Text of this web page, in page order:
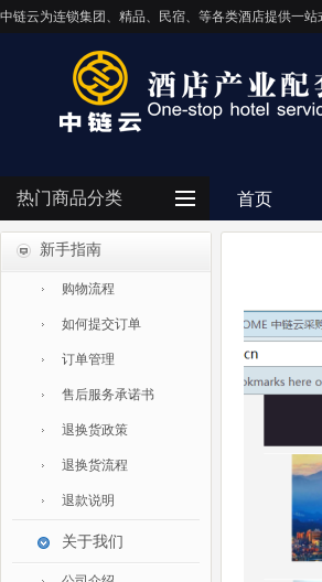
中链云为连锁集团、精品、民宿、等各类酒店提供一站
热门商品分类 首页
客房用品
餐饮用品
基础建材
装修设计
新手指南
购物流程
如何提交订单
订单管理
售后服务承诺书
退换货政策
退换货流程
退款说明
关于我们